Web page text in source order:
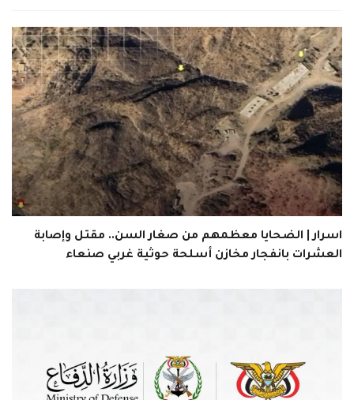
اسرار | الضحايا معظمهم من صغار السن.. مقتل وإصابة
العشرات بانفجار مخازن أسلحة حوثية غربي صنعاء